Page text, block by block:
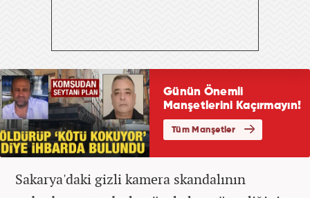
Sakarya'daki gizli kamera skandalının